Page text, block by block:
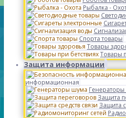
Рыбалка -
Спорта товары
Товары
Товары
Защита информации
информационная
Защита
Защита